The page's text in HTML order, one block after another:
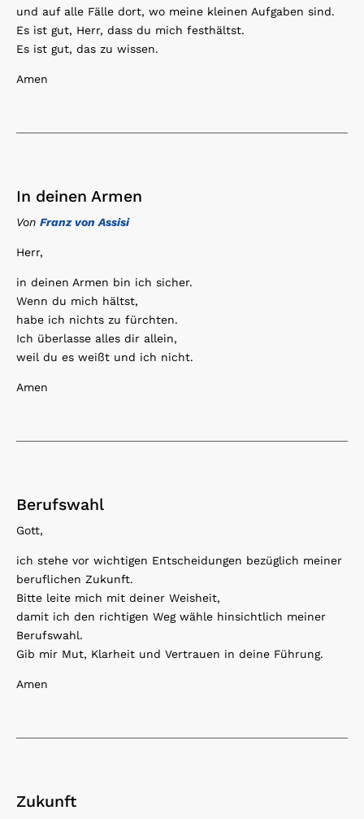
und auf alle Fälle dort, wo meine kleinen Aufgaben sind.
Es ist gut, Herr, dass du mich festhältst.
Es ist gut, das zu wissen.
Amen
In deinen Armen
Von Franz von Assisi
Herr,
in deinen Armen bin ich sicher.
Wenn du mich hältst,
habe ich nichts zu fürchten.
Ich überlasse alles dir allein,
weil du es weißt und ich nicht.
Amen
Berufswahl
Gott,
ich stehe vor wichtigen Entscheidungen bezüglich meiner
beruflichen Zukunft.
Bitte leite mich mit deiner Weisheit,
damit ich den richtigen Weg wähle hinsichtlich meiner
Berufswahl.
Gib mir Mut, Klarheit und Vertrauen in deine Führung.
Amen
Zukunft